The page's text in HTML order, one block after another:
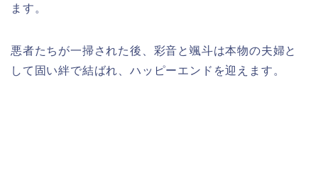
ます。
悪者たちが一掃された後、彩音と颯斗は本物の夫婦と
して固い絆で結ばれ、ハッピーエンドを迎えます。